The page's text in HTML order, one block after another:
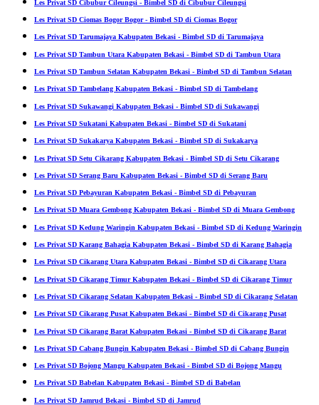
Les Privat SD Cibubur Cileungsi - Bimbel SD di Cibubur Cileungsi
Les Privat SD Ciomas Bogor Bogor - Bimbel SD di Ciomas Bogor
Les Privat SD Tarumajaya Kabupaten Bekasi - Bimbel SD di Tarumajaya
Les Privat SD Tambun Utara Kabupaten Bekasi - Bimbel SD di Tambun Utara
Les Privat SD Tambun Selatan Kabupaten Bekasi - Bimbel SD di Tambun Selatan
Les Privat SD Tambelang Kabupaten Bekasi - Bimbel SD di Tambelang
Les Privat SD Sukawangi Kabupaten Bekasi - Bimbel SD di Sukawangi
Les Privat SD Sukatani Kabupaten Bekasi - Bimbel SD di Sukatani
Les Privat SD Sukakarya Kabupaten Bekasi - Bimbel SD di Sukakarya
Les Privat SD Setu Cikarang Kabupaten Bekasi - Bimbel SD di Setu Cikarang
Les Privat SD Serang Baru Kabupaten Bekasi - Bimbel SD di Serang Baru
Les Privat SD Pebayuran Kabupaten Bekasi - Bimbel SD di Pebayuran
Les Privat SD Muara Gembong Kabupaten Bekasi - Bimbel SD di Muara Gembong
Les Privat SD Kedung Waringin Kabupaten Bekasi - Bimbel SD di Kedung Waringin
Les Privat SD Karang Bahagia Kabupaten Bekasi - Bimbel SD di Karang Bahagia
Les Privat SD Cikarang Utara Kabupaten Bekasi - Bimbel SD di Cikarang Utara
Les Privat SD Cikarang Timur Kabupaten Bekasi - Bimbel SD di Cikarang Timur
Les Privat SD Cikarang Selatan Kabupaten Bekasi - Bimbel SD di Cikarang Selatan
Les Privat SD Cikarang Pusat Kabupaten Bekasi - Bimbel SD di Cikarang Pusat
Les Privat SD Cikarang Barat Kabupaten Bekasi - Bimbel SD di Cikarang Barat
Les Privat SD Cabang Bungin Kabupaten Bekasi - Bimbel SD di Cabang Bungin
Les Privat SD Bojong Mangu Kabupaten Bekasi - Bimbel SD di Bojong Mangu
Les Privat SD Babelan Kabupaten Bekasi - Bimbel SD di Babelan
Les Privat SD Jamrud Bekasi - Bimbel SD di Jamrud